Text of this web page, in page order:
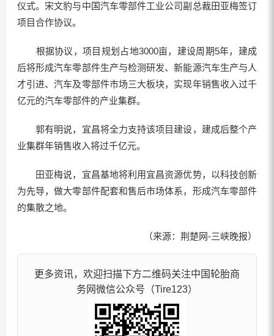
仪式。宋文豹与中国汽车零部件工业公司副总裁田亚梅签订
项目合作协议。
根据协议，项目规划占地3000亩，建设周期5年，建成
后将形成汽车零部件生产与检测研发、新能源汽车生产与人
才引进、汽车及零部件市场三大板块，实现年销售收入过千
亿元的汽车零部件的产业集群。
郭有明说，宜昌将全力支持该项目建设，建成后整个产
业集群年销售收入将过千亿元。
田亚梅说，宜昌基地将利用宜昌资源优势，以科技创新
为先导，做大零部件配套和售后市场体系，形成汽车零部件
的集散之地。
（来源：荆楚网-三峡晚报）
更多资讯，欢迎扫描下方二维码关注中国轮胎商
务网微信公众号（Tire123）